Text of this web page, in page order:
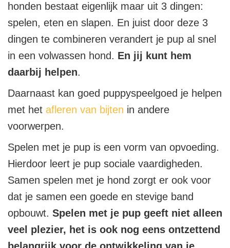
honden bestaat eigenlijk maar uit 3 dingen:
spelen, eten en slapen. En juist door deze 3
dingen te combineren verandert je pup al snel
in een volwassen hond. En jij kunt hem
daarbij helpen.
Daarnaast kan goed puppyspeelgoed je helpen
met het afleren van bijten in andere
voorwerpen.
Spelen met je pup is een vorm van opvoeding.
Hierdoor leert je pup sociale vaardigheden.
Samen spelen met je hond zorgt er ook voor
dat je samen een goede en stevige band
opbouwt. Spelen met je pup geeft niet alleen
veel plezier, het is ook nog eens ontzettend